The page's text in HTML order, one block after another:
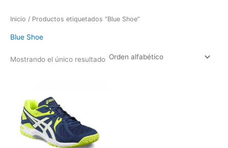
Inicio / Productos etiquetados “Blue Shoe”
Blue Shoe
Mostrando el único resultado